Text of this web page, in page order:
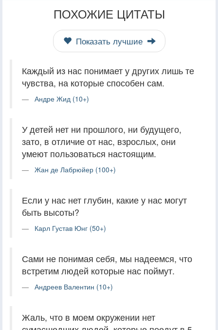
ПОХОЖИЕ ЦИТАТЫ
Показать лучшие
Каждый из нас понимает у других лишь те
чувства, на которые способен сам.
Андре Жид (10+)
У детей нет ни прошлого, ни будущего,
зато, в отличие от нас, взрослых, они
умеют пользоваться настоящим.
Жан де Лабрюйер (100+)
Если у нас нет глубин, какие у нас могут
быть высоты?
Карл Густав Юнг (50+)
Сами не понимая себя, мы надеемся, что
встретим людей которые нас поймут.
Андреев Валентин (10+)
Жаль, что в моем окружении нет